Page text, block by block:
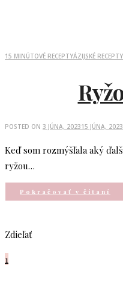
15 MINÚTOVÉ RECEPTYÁZIJSKÉ RECEPTY
POSTED ON 3 JÚNA, 202315 JÚNA, 2023
Keď som rozmýšľala aký
ryžou…
Pokračovať v čítaní
Zdieľať
1